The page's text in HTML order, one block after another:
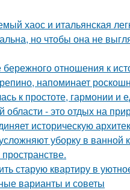
хаос и итальянская
но чтобы она не
отношения к
напоминает
к простоте, гармонии и
области - это отдых на
историческую
уборку в ванной
старую квартиру в
варианты и советы